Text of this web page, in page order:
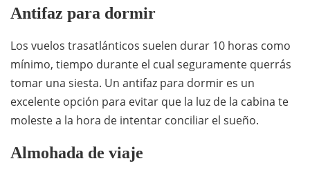
Antifaz para dormir
Los vuelos trasatlánticos suelen durar 10 horas como
mínimo, tiempo durante el cual seguramente querrás
tomar una siesta. Un antifaz para dormir es un
excelente opción para evitar que la luz de la cabina te
moleste a la hora de intentar conciliar el sueño.
Almohada de viaje